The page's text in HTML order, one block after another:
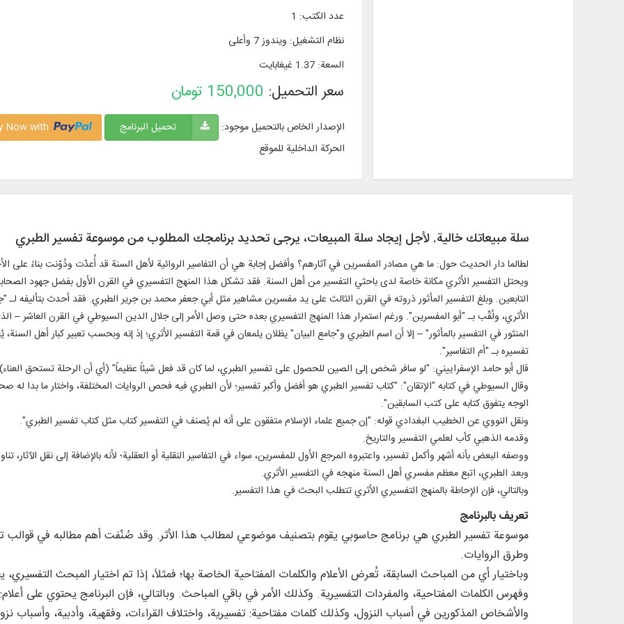
عدد الكتب:
1
نظام التشغیل: ويندوز 7 وأعلی
السعة: 1.37 غيغابايت
سعر التحميل: 150,000 تومان
الإصدار الخاص بالتحميل موجود: تحميل البرنامج
الحركة الداخلية للموقع
سلة مبيعاتك خالية. لأجل إيجاد سلة المبيعات، يرجی تحديد برنامجك المطلوب من موسوعة تفسير الطبري
لطالما دار الحديث حول: ما هي مصادر المفسرين في آثارهم؟ وأفضل إجابة هي أن التفاسير الروائية لأهل السنة قد أُعدّت ودُوّنت بناءً على
ويحتل التفسير الأثري مكانة خاصة لدى باحثي التفسير من أهل السنة. فقد تشكل هذا المنهج التفسيري في القرن الأول بفضل جهود
التابعين. وبلغ التفسير المأثور ذروته في القرن الثالث على يد مفسرين مشاهير مثل أبي جعفر محمد بن جرير الطبري. فقد أحدث بتأليفه لـ
الأثري، ولُقّب بـ "أبو المفسرين". ورغم استمرار هذا المنهج التفسيري بعده حتى وصل الأمر إلى جلال الدين السيوطي في القرن العاشر –
المنثور في التفسير بالمأثور" – إلا أن اسم الطبري و"جامع البيان" يظلان يلمعان في قمة التفسير الأثري؛ إذ إنه وبحسب تعبير كبار أهل
تفسيره بـ "أم التفاسير".
قال أبو حامد الإسفراييني: "لو سافر شخص إلى الصين للحصول على تفسير الطبري، لما كان قد فعل شيئاً عظيماً" (أي أن الرحلة تستحق
وقال السيوطي في كتابه "الإتقان": "كتاب تفسير الطبري هو أفضل وأكبر تفسير؛ لأن الطبري فيه فحص الروايات المختلفة، واختار ما بدا له
الوجه يتفوق كتابه على كتب السابقين".
ونقل النووي عن الخطيب البغدادي قوله: "إن جميع علماء الإسلام متفقون على أنه لم يُصنف في التفسير كتاب مثل كتاب تفسير الطبري".
وقدمه الذهبي كأب لعلمي التفسير والتاريخ.
ووصفه البعض بأنه أشهر وأكمل تفسير، واعتبروه المرجع الأول للمفسرين، سواء في التفاسير النقلية أو العقلية؛ لأنه بالإضافة إلى نقل الآثار،
وبعد الطبري، اتبع معظم مفسري أهل السنة منهجه في التفسير الأثري.
وبالتالي، فإن الإحاطة بالمنهج التفسيري الأثري تتطلب البحث في هذا التفسير.
تعريف بالبرنامج
موسوعة تفسير الطبري هي برنامج حاسوبي يقوم بتصنيف موضوعي لمطالب هذا الأثر. وقد صُنّفت أهم مطالبه في قوالب
وطرق الروايات.
وباختيار أي من المباحث السابقة، تُعرض الأعلام والكلمات المفتاحية الخاصة بها؛ فمثلاً، إذا تم اختيار المبحث
وفهرس الكلمات المفتاحية، والمفردات التفسيرية. وكذلك الأمر في باقي المباحث. وبالتالي، فإن البرنامج يحتوي على أعلام:
والأشخاص المذكورين في أسباب النزول، وكذلك كلمات مفتاحية: تفسيرية، واختلاف القراءات، وفقهية، وأدبية، وأسباب